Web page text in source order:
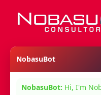
Nosotros
NobasuBot
NobasuBot: Hi, I'm